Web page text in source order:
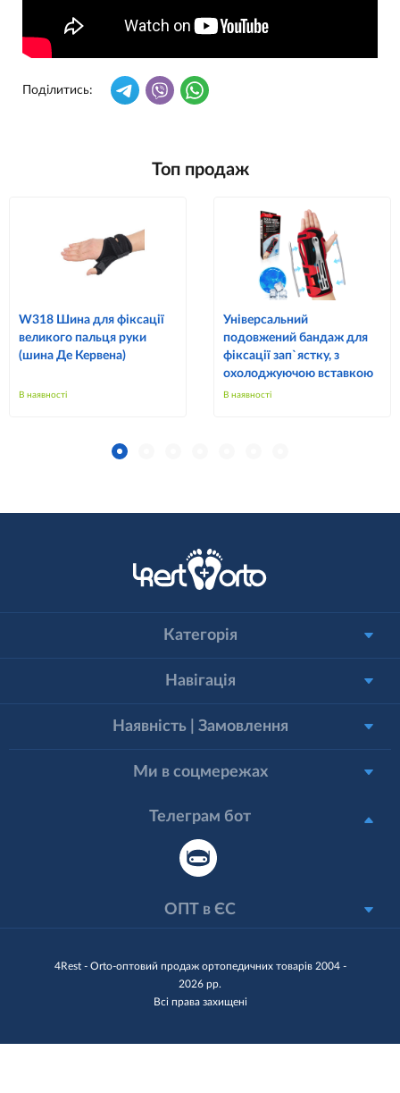
Поділитись:
Топ продаж
W318 Шина для фіксації
великого пальця руки
(шина Де Кервена)
В наявності
Універсальний
подовжений бандаж для
фіксації зап`ястку, з
охолоджуючою вставкою
В наявності
4Rest - Orto-оптовий продаж ортопедичних товарів 2004 -
2026 рр.
Всі права захищені
Категорія
Навігація
Наявність | Замовлення
Ми в соцмережах
Телеграм бот
ОПТ в ЄС